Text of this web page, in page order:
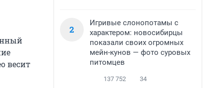
весит
2
Игривые слонопотамы с
характером: новосибирцы
показали своих огромных
мейн-кунов — фото суровых
питомцев
137 752 34